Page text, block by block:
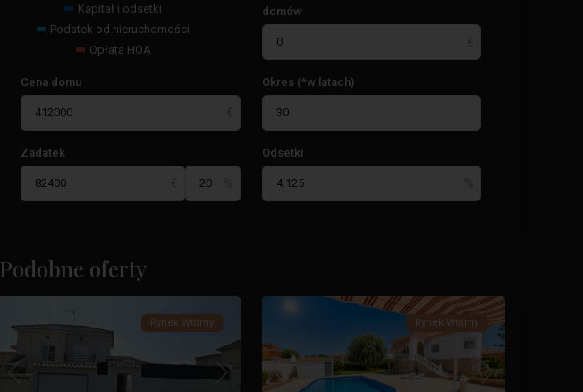
Kapitał i odsetki
Podatek od nieruchomości
Opłata HOA
domów
Cena domu
Zadatek
Okres (*w latach)
Odsetki
Podobne oferty
Altos
Torrevieja
Poprzedni Następny
Rynek Wtórny
Poprzedni Następny
Rynek Wtórny